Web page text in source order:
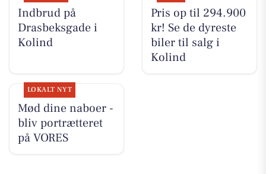
Indbrud på
Drasbeksgade i
Kolind
Pris op til 294.900
kr! Se de dyreste
biler til salg i
Kolind
LOKALT NYT
Mød dine naboer -
bliv portrætteret
på VORES